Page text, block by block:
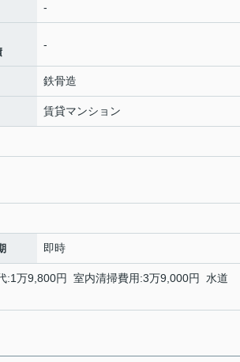
-
-
鉄骨造
賃貸マンション
即時
:1万9,800円 室内清掃費用:3万9,000円 水道